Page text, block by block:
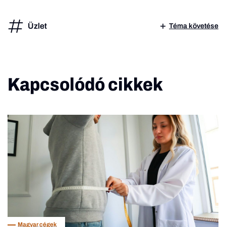
Üzlet Téma követése
Kapcsolódó cikkek
Magyar cégek